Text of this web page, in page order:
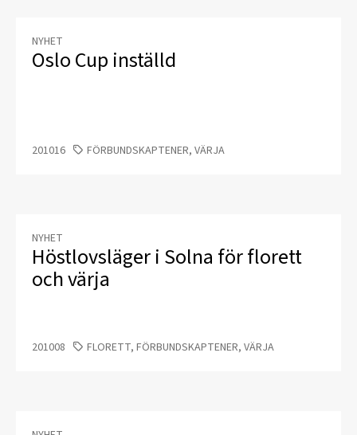
NYHET
Oslo Cup inställd
201016 FÖRBUNDSKAPTENER, VÄRJA
NYHET
Höstlovsläger i Solna för florett
och värja
201008 FLORETT, FÖRBUNDSKAPTENER, VÄRJA